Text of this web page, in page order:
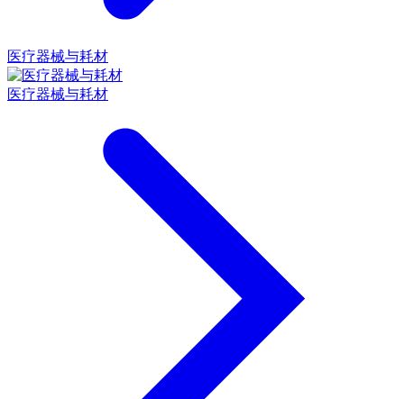
医疗器械与耗材
医疗器械与耗材